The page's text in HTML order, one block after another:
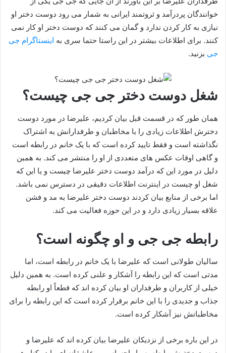
خوانندگان پردرآمد و ثروتمند ایرانی به شمار می‌ رود دوست دختر او
نیازی به کار کردن ندارد و گمان می‌ کنند که دوست دختر او کار نمی
کنند. برای اطلاعات بیشتر در این راستا حتما سری به اینستاگرام جی
جی بزنید.
شغل دوست دختر جی جی چیست؟
همان طور که در قسمت قبل بیان کردیم، علیرضا در مورد دوست
دخترش اطلاعات زیادی را با مخاطبان و طرفدارانش به اشتراک
نگذاشته است و فقط تایید کرده است که با یک خانم در رابطه است
و گاهی اوقات عکس‌ های متعددی از او را منتشر می‌ کند. به همین
دلیل در مورد این که درآمد دوست دختر علیرضا چیست و یا این که
شغل او چیست در اینترنت اطلاعات دقیقی در دسترس نمی باشد.
اما برخی از منابع بیان کردند دوست دختر علیرضا به مد و فشن
علاقه بسیار زیادی دارد و در این حوزه فعالیت می‌ کند.
رابطه جی جی و او چگونه است؟
سالیان طولانی است که علیرضا با یک خانم در رابطه است، اما
مدتی است که این رابطه را آشکار و علنی کرده است. به همین دلیل
خیلی از کاربران و طرفداران او بیان کرده اند که قطعاً او رابطه
جذاب و جدیدی را با این خانم برقرار کرده است که این رابطه را برای
مخاطبانش نیز آشکار کرده است.
در این باره برخی از نزدیکان علیرضا بیان کرده اند که علیرضا و